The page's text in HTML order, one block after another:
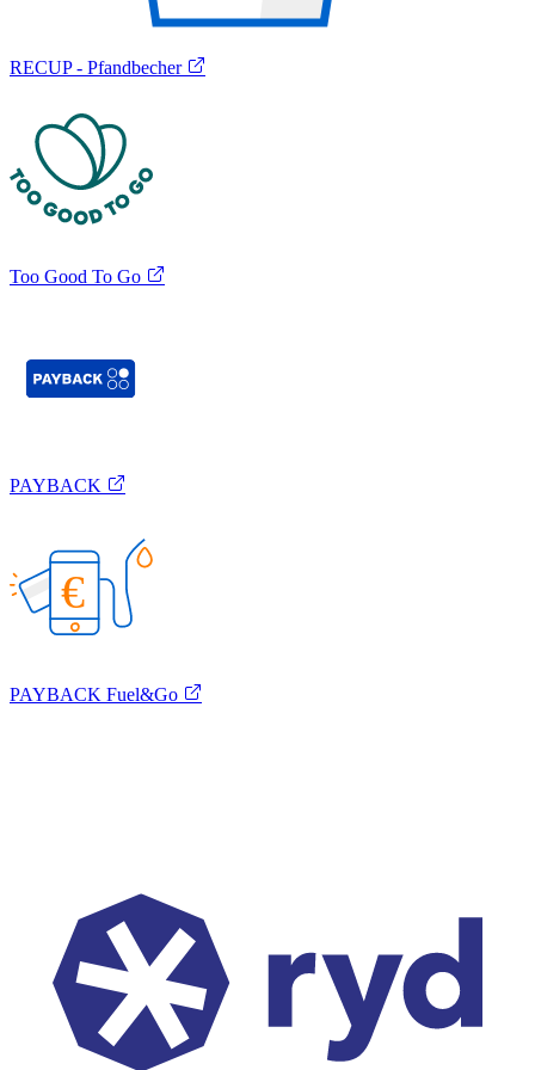
RECUP - Pfandbecher
Too Good To Go
PAYBACK
€
PAYBACK Fuel&Go